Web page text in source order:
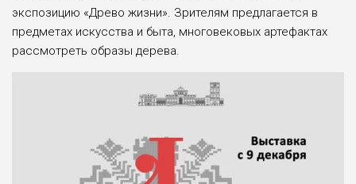
экспозицию «Древо жизни». Зрителям предлагается в
предметах искусства и быта, многовековых артефактах
рассмотреть образы дерева.